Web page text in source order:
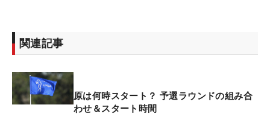
関連記事
原は何時スタート？ 予選ラウンドの組み合
わせ＆スタート時間